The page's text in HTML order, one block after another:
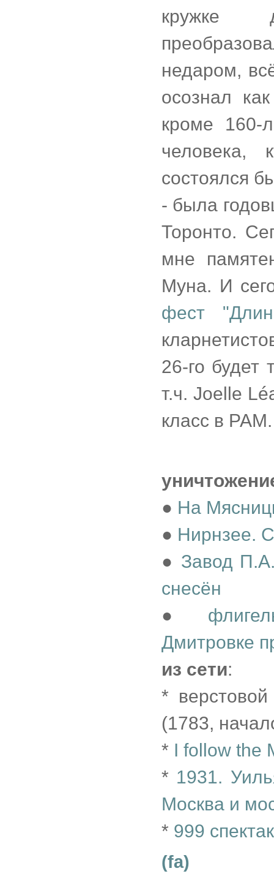
кружке
недаром,
осознал
кроме 160-
человека,
состоялся
- была
Торонто.
мне
Муна. И
фест
26-го будет
т.ч. Joelle
класс в РАМ.
● На
● Нирнзее.
● Завод
снесён
●
Дмитровке
из сети:
*
(1783,
* I follow the
* 1931.
Москва и
* 999
(fa)